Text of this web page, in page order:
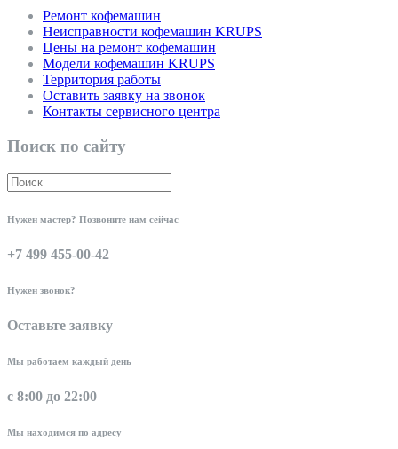
Ремонт кофемашин
Неисправности кофемашин KRUPS
Цены на ремонт кофемашин
Модели кофемашин KRUPS
Территория работы
Оставить заявку на звонок
Контакты сервисного центра
Поиск по сайту
Нужен мастер? Позвоните нам сейчас
+7 499 455-00-42
Нужен звонок?
Оставьте заявку
Мы работаем каждый день
с 8:00 до 22:00
Мы находимся по адресу